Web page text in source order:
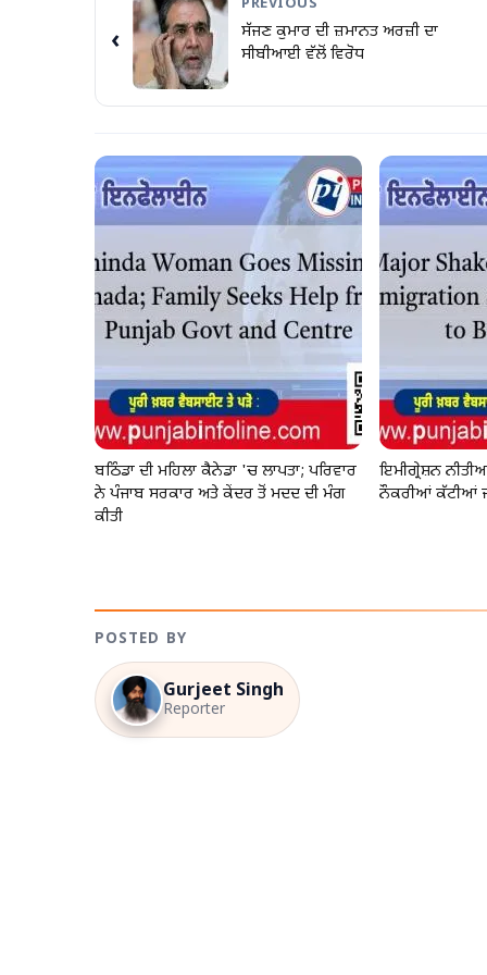
‹
PREVIOUS
ਸੱਜਣ ਕੁਮਾਰ ਦੀ ਜ਼ਮਾਨਤ ਅਰਜ਼ੀ ਦਾ
ਸੀਬੀਆਈ ਵੱਲੋਂ ਵਿਰੋਧ
ਬਠਿੰਡਾ ਦੀ ਮਹਿਲਾ ਕੈਨੇਡਾ 'ਚ ਲਾਪਤਾ; ਪਰਿਵਾਰ
ਨੇ ਪੰਜਾਬ ਸਰਕਾਰ ਅਤੇ ਕੇਂਦਰ ਤੋਂ ਮਦਦ ਦੀ ਮੰਗ
ਕੀਤੀ
ਇਮੀਗ੍ਰੇਸ਼ਨ
ਨੌਕਰੀਆਂ ਕੱਟੀਆਂ
POSTED BY
Gurjeet Singh
Reporter